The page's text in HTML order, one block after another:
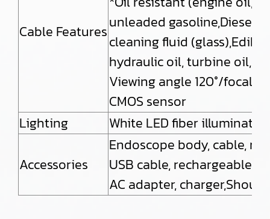
Cable Featuresunleaded gasoline,Diesel
cleaning fluid
hydraulic oil, turbine oil,
Viewing angle 120°/focal
CMOS sensor
Lighting
White LED fiber
Accessories
Endoscope body, cable,
USB cable, rechargeable
AC adapter,